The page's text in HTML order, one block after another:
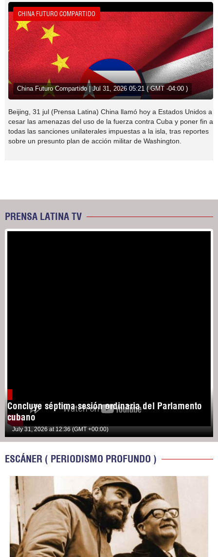
CHINA FUTURO COMPARTIDO
China Futuro Compartido | Jul 31, 2026 05:21 ( GMT -04:00 )
Beijing, 31 jul (Prensa Latina) China llamó hoy a Estados Unidos a
cesar las amenazas del uso de la fuerza contra Cuba y poner fin a
todas las sanciones unilaterales impuestas a la isla, tras reportes
sobre un presunto plan de acción militar de Washington.
PRENSA LATINA TV
Concluye séptima sesión ordinaria del Parlamento
cubano
July 31, 2026 at 12:36 (GMT +00:00)
ESCÁNER ( PERIODISMO PROFUNDO )